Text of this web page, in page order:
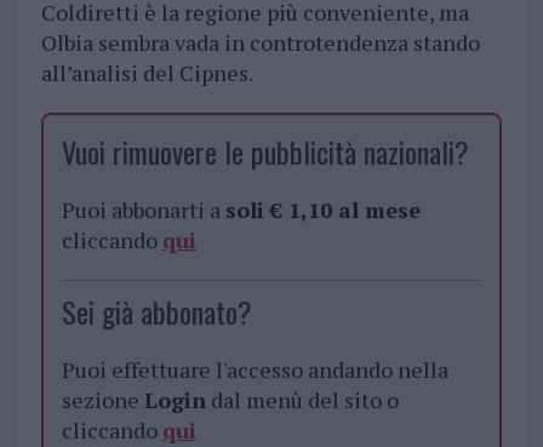
Coldiretti è la regione più conveniente, ma
Olbia sembra vada in controtendenza stando
all’analisi del Cipnes.
Vuoi rimuovere le pubblicità nazionali?
Puoi abbonarti a soli € 1,10 al mese
cliccando qui
Sei già abbonato?
Puoi effettuare l'accesso andando nella
sezione Logindal menù del sito o
cliccando qui